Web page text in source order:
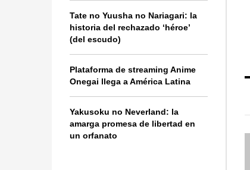
Tate no Yuusha no Nariagari: la
historia del rechazado ‘héroe’
(del escudo)
Plataforma de streaming Anime
Onegai llega a América Latina
Yakusoku no Neverland: la
amarga promesa de libertad en
un orfanato